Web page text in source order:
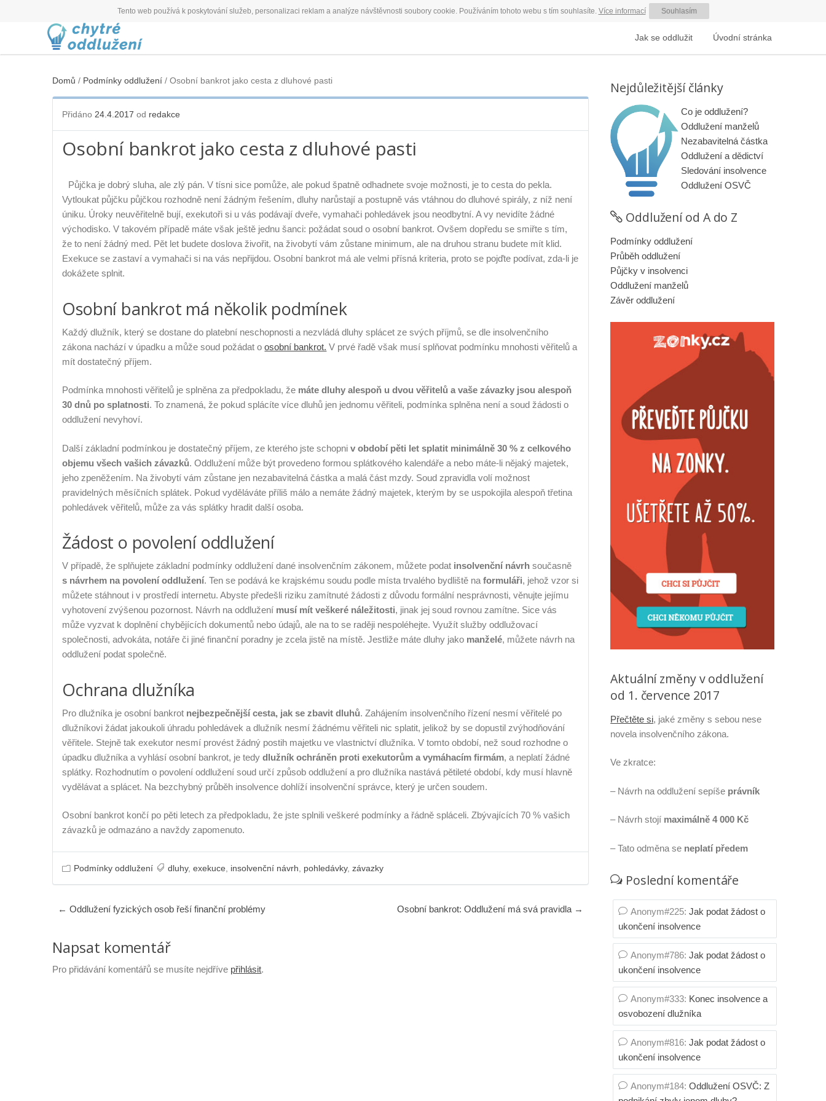
Tento web používá k poskytování služeb, personalizaci reklam a analýze návštěvnosti soubory cookie. Používáním tohoto webu s tím souhlasíte. Více informací Souhlasím
Jak se oddlužit Úvodní stránka
Domů / Podmínky oddlužení / Osobní bankrot jako cesta z dluhové pasti
Přidáno 24.4.2017 od redakce
Osobní bankrot jako cesta z dluhové pasti
Půjčka je dobrý sluha, ale zlý pán. V tísni sice pomůže, ale pokud špatně odhadnete svoje možnosti, je to cesta do pekla.
Vytloukat půjčku půjčkou rozhodně není žádným řešením, dluhy narůstají a postupně vás vtáhnou do dluhové spirály, z níž není
úniku. Úroky neuvěřitelně bují, exekutoři si u vás podávají dveře, vymahači pohledávek jsou neodbytní. A vy nevidíte žádné
východisko. V takovém případě máte však ještě jednu šanci: požádat soud o osobní bankrot. Ovšem dopředu se smiřte s tím,
že to není žádný med. Pět let budete doslova živořit, na živobytí vám zůstane minimum, ale na druhou stranu budete mít klid.
Exekuce se zastaví a vymahači si na vás nepřijdou. Osobní bankrot má ale velmi přísná kriteria, proto se pojďte podívat, zda-li je
dokážete splnit.
Osobní bankrot má několik podmínek
Každý dlužník, který se dostane do platební neschopnosti a nezvládá dluhy splácet ze svých příjmů, se dle insolvenčního
zákona nachází v úpadku a může soud požádat oosobní bankrot. V prvé řadě však musí splňovat podmínku mnohosti věřitelů a
mít dostatečný příjem.
Podmínka mnohosti věřitelů je splněna za předpokladu, že máte dluhy alespoň u dvou věřitelů a vaše závazky jsou alespoň
30 dnů po splatnosti. To znamená, že pokud splácíte více dluhů jen jednomu věřiteli, podmínka splněna není a soud žádosti o
oddlužení nevyhoví.
Další základní podmínkou je dostatečný příjem, ze kterého jste schopniv období pěti let splatit minimálně 30 % z celkového
objemu všech vašich závazků. Oddlužení může být provedeno formou splátkového kalendáře a nebo máte-li nějaký majetek,
jeho zpeněžením. Na živobytí vám zůstane jen nezabavitelná částka a malá část mzdy. Soud zpravidla volí možnost
pravidelných měsíčních splátek. Pokud vyděláváte příliš málo a nemáte žádný majetek, kterým by se uspokojila alespoň třetina
pohledávek věřitelů, může za vás splátky hradit další osoba.
Žádost o povolení oddlužení
V případě, že splňujete základní podmínky oddlužení dané insolvenčním zákonem, můžete podat insolvenční návrh současně
s návrhem na povolení oddlužení. Ten se podává ke krajskému soudu podle místa trvalého bydliště naformuláři, jehož vzor si
můžete stáhnout i v prostředí internetu. Abyste předešli riziku zamítnuté žádosti z důvodu formální nesprávnosti, věnujte jejímu
vyhotovení zvýšenou pozornost. Návrh na oddlužení musí mít veškeré náležitosti, jinak jej soud rovnou zamítne. Sice vás
může vyzvat k doplnění chybějících dokumentů nebo údajů, ale na to se raději nespoléhejte. Využít služby oddlužovací
společnosti, advokáta, notáře či jiné finanční poradny je zcela jistě na místě. Jestliže máte dluhy jako manželé, můžete návrh na
oddlužení podat společně.
Ochrana dlužníka
Pro dlužníka je osobní bankrot nejbezpečnější cesta, jak se zbavit dluhů. Zahájením insolvenčního řízení nesmí věřitelé po
dlužníkovi žádat jakoukoli úhradu pohledávek a dlužník nesmí žádnému věřiteli nic splatit, jelikož by se dopustil zvýhodňování
věřitele. Stejně tak exekutor nesmí provést žádný postih majetku ve vlastnictví dlužníka. V tomto období, než soud rozhodne o
úpadku dlužníka a vyhlásí osobní bankrot, je tedydlužník ochráněn proti exekutorům a vymáhacím firmám, a neplatí žádné
splátky. Rozhodnutím o povolení oddlužení soud určí způsob oddlužení a pro dlužníka nastává pětileté období, kdy musí hlavně
vydělávat a splácet. Na bezchybný průběh insolvence dohlíží insolvenční správce, který je určen soudem.
Osobní bankrot končí po pěti letech za předpokladu, že jste splnili veškeré podmínky a řádně spláceli. Zbývajících 70 % vašich
závazků je odmazáno a navždy zapomenuto.
Podmínky oddlužení dluhy,exekuce insolvenční návrh pohledávky,závazky
Post
navigation
← Oddlužení fyzických osob řeší finanční problémy Osobní bankrot: Oddlužení má svá pravidla →
Napsat komentář
Pro přidávání komentářů se musíte nejdříve přihlásit.
Nejdůležitější články
Co je oddlužení?
Oddlužení manželů
Nezabavitelná částka
Oddlužení a dědictví
Sledování insolvence
Oddlužení OSVČ
Oddlužení od A do Z
Podmínky oddlužení
Průběh oddlužení
Půjčky v insolvenci
Oddlužení manželů
Závěr oddlužení
Aktuální změny v oddlužení
od 1. července 2017
Přečtěte si, jaké změny s sebou nese
novela insolvenčního zákona.
Ve zkratce:
– Návrh na oddlužení sepíše právník
– Návrh stojí maximálně 4 000 Kč
– Tato odměna se neplatí předem
Poslední komentáře
Anonym#225:Jak podat žádost o
ukončení insolvence
Anonym#786:Jak podat žádost o
ukončení insolvence
Anonym#333: Konec insolvence a
osvobození dlužníka
Anonym#816:Jak podat žádost o
ukončení insolvence
Anonym#184:Oddlužení OSVČ: Z